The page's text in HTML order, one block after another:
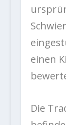
einen
Die